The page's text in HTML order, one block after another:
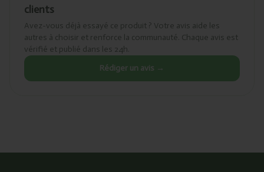
clients
Avez-vous déjà essayé ce produit ? Votre avis aide les
autres à choisir et renforce la communauté. Chaque avis est
vérifié et publié dans les 24h.
Rédiger un avis →